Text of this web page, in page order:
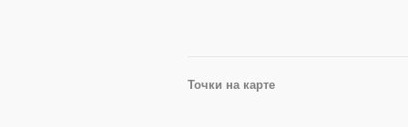
Точки на карте